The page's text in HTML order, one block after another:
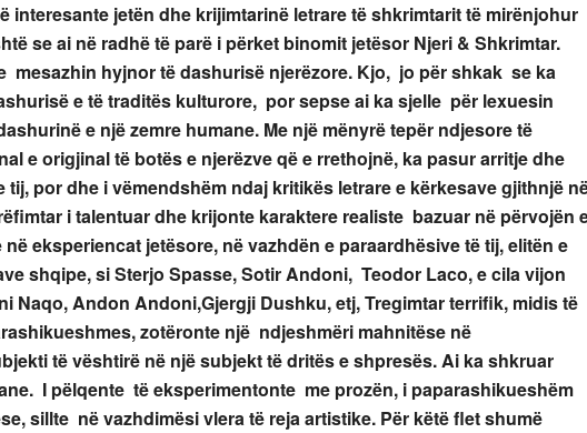
interesante jetën dhe krijimtarinë letrare të shkrimtarit të mirënjohur
se ai në radhë të parë i përket binomit jetësor Njeri & Shkrimtar.
mesazhin hyjnor të dashurisë njerëzore. Kjo, jo për shkak se ka
e të traditës kulturore, por sepse ai ka sjelle për lexuesin
e një zemre humane. Me një mënyrë tepër ndjesore të
e origjinal të botës e njerëzve që e rrethojnë, ka pasur arritje dhe
tij, por dhe i vëmendshëm ndaj kritikës letrare e kërkesave gjithnjë
i talentuar dhe krijonte karaktere realiste bazuar në përvojën
eksperiencat jetësore, në vazhdën e paraardhësive të tij, elitën e
shqipe, si Sterjo Spasse, Sotir Andoni, Teodor Laco, e cila vijon
Naqo, Andon Andoni,Gjergji Dushku, etj, Tregimtar terrifik, midis të
zotëronte një ndjeshmëri mahnitëse në
të vështirë në një subjekt të dritës e shpresës. Ai ka shkruar
I pëlqente të eksperimentonte me prozën, i paparashikueshëm
sillte në vazhdimësi vlera të reja artistike. Për këtë flet shumë